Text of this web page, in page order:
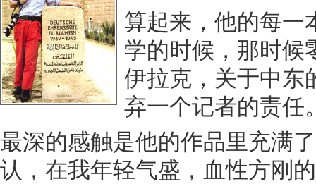
算起来，他的每一
学的时候，那时候
伊拉克，关于中东
弃一个记者的责任
最深的感触是他的作品里充满
认，在我年轻气盛，血性方刚